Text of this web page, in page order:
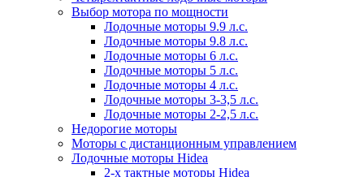
Выбор мотора по мощности
Лодочные моторы 9.9 л.с.
Лодочные моторы 9.8 л.с.
Лодочные моторы 6 л.с.
Лодочные моторы 5 л.с.
Лодочные моторы 4 л.с.
Лодочные моторы 3-3,5 л.с.
Лодочные моторы 2-2,5 л.с.
Недорогие моторы
Моторы с дистанционным управлением
Лодочные моторы Hidea
2-х тактные моторы Hidea